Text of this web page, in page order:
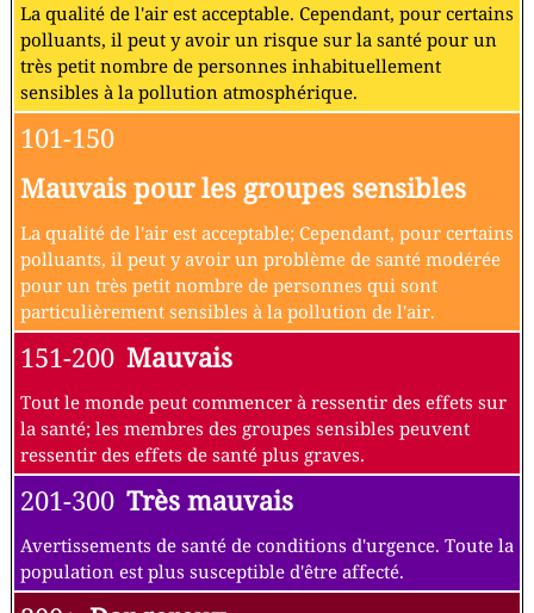
La qualité de l'air est acceptable. Cependant, pour certains
polluants, il peut y avoir un risque sur la santé pour un
très petit nombre de personnes inhabituellement
sensibles à la pollution atmosphérique.
101-150
Mauvais pour les groupes sensibles
La qualité de l'air est acceptable; Cependant, pour certains
polluants, il peut y avoir un problème de santé modérée
pour un très petit nombre de personnes qui sont
particulièrement sensibles à la pollution de l'air.
151-200 Mauvais
Tout le monde peut commencer à ressentir des effets sur
la santé; les membres des groupes sensibles peuvent
ressentir des effets de santé plus graves.
201-300 Très mauvais
Avertissements de santé de conditions d'urgence. Toute la
population est plus susceptible d'être affecté.